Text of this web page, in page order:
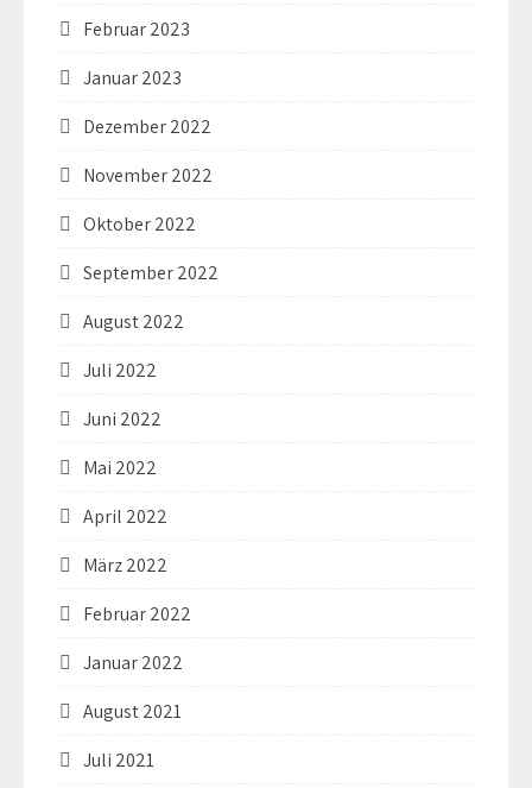
Februar 2023
Januar 2023
Dezember 2022
November 2022
Oktober 2022
September 2022
August 2022
Juli 2022
Juni 2022
Mai 2022
April 2022
März 2022
Februar 2022
Januar 2022
August 2021
Juli 2021